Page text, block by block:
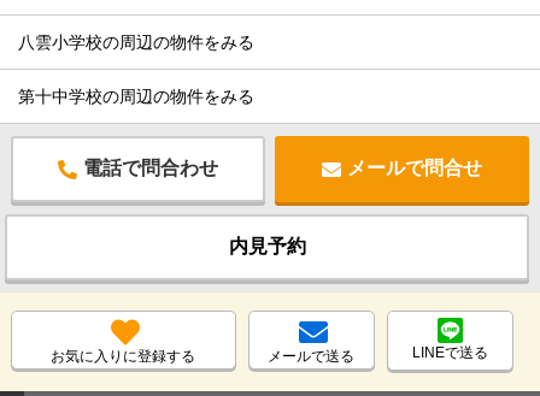
八雲小学校の周辺の物件をみる
第十中学校の周辺の物件をみる
電話で問合わせ メールで問合せ
内見予約
お気に入りに登録する メールで送る LINEで送る